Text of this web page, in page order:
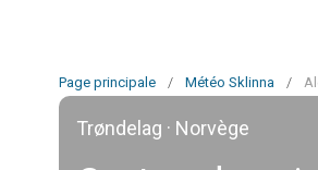
Page principale / Météo Sklinna /
Trøndelag · Norvège